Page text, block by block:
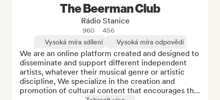
The Beerman Club
Rádio Stanice
960
456
Vysoká míra sdílení
Vysoká míra odpovědí
We are an online platform created and designed to
disseminate and support different independent
artists, whatever their musical genre or artistic
discipline, We specialize in the creation and
promotion of cultural content that encourages th...